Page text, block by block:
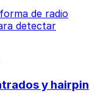
de radio
detectar
y hairpin